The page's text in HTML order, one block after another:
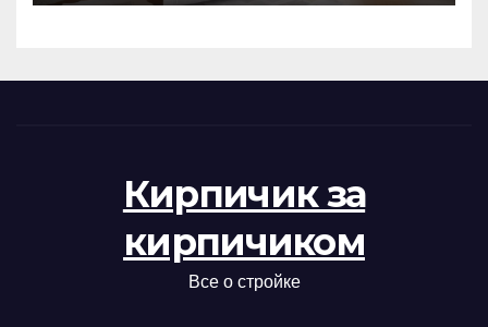
Кирпичик за
кирпичиком
Все о стройке